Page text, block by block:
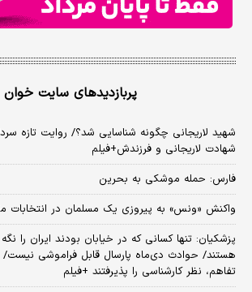
پربازدیدهای سایت خوان
شهید لاریجانی چگونه شناسایی شد؟/ روایت تازه
شهادت لاریجانی و فرزندش+فیلم
فارس: حمله موشکی به بحرین
واکنش «ونس» به پیروزی یک مسلمان در انتخابات
پزشکیان: تنها کسانی که در خیابان بودند ایران را
هستند/ حوادث دی‌ماه پارسال قابل فراموشی نیست/
تفاهم، نظر کارشناسی را پذیرفتند +فیلم